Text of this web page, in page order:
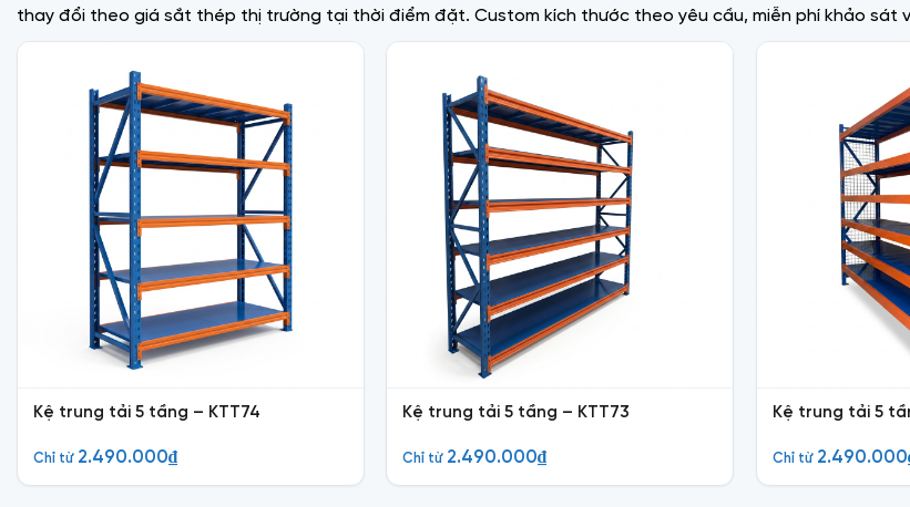
thay đổi theo giá sắt thép thị trường tại thời điểm đặt. Custom kích thước theo yêu cầu, miễn phí khảo sát
Kệ trung tải 5 tầng – KTT74
Chỉ từ 2.490.000₫
Kệ trung tải 5 tầng – KTT73
Chỉ từ 2.490.000₫
Kệ trung tải 5
Chỉ từ 2.490.000